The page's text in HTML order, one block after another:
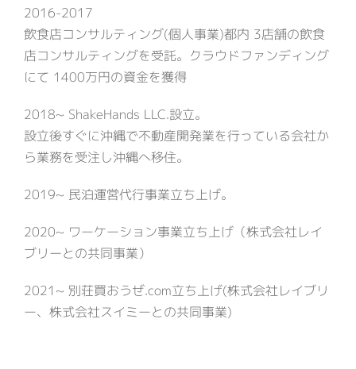
2016-2017
飲食店コンサルティング(個人事業)都内 3店舗の飲食
店コンサルティングを受託。クラウドファンディング
にて 1400万円の資金を獲得
2018~ ShakeHands LLC.設立。
設立後すぐに沖縄で不動産開発業を行っている会社か
ら業務を受注し沖縄へ移住。
2019~ 民泊運営代行事業立ち上げ。
2020~ ワーケーション事業立ち上げ（株式会社レイ
ブリーとの共同事業）
2021~ 別荘買おうぜ.com立ち上げ(株式会社レイブリ
ー、株式会社スイミーとの共同事業)